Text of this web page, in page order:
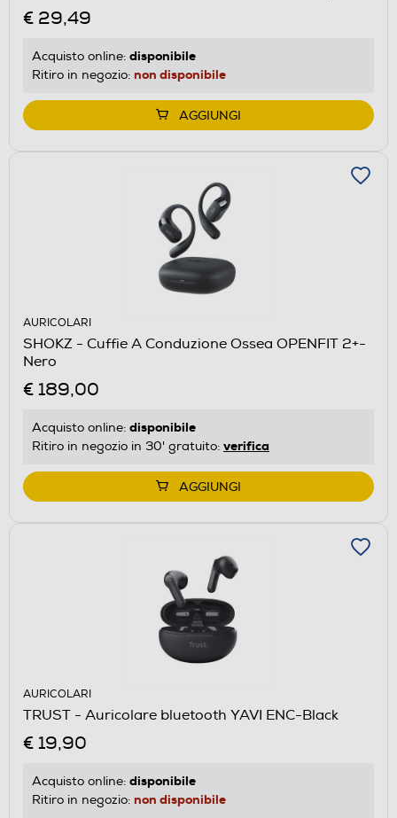
€ 29,49
Acquisto online: disponibile
Ritiro in negozio: non disponibile
AGGIUNGI
AURICOLARI
SHOKZ - Cuffie A Conduzione Ossea OPENFIT 2+-
Nero
€ 189,00
Acquisto online: disponibile
Ritiro in negozio in 30' gratuito: verifica
AGGIUNGI
AURICOLARI
TRUST - Auricolare bluetooth YAVI ENC-Black
€ 19,90
Acquisto online: disponibile
Ritiro in negozio: non disponibile